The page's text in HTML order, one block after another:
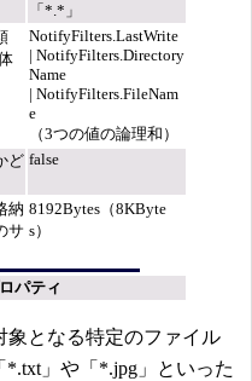
「*.*」
NotifyFilters.LastWrite
| NotifyFilters.Directory
Name
| NotifyFilters.FileNam
e
（3つの値の論理和）
ど false
納
サ
8192Bytes（8KByte
s）
パティ
となる特定のファイル
」や「*.jpg」といった